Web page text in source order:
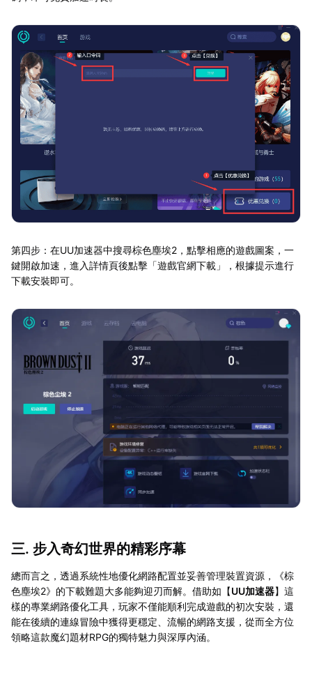
第四步：在UU加速器中搜尋棕色塵埃2，點擊相應的遊戲圖案，一
鍵開啟加速，進入詳情頁後點擊「遊戲官網下載」，根據提示進行
下載安裝即可。
三. 步入奇幻世界的精彩序幕
總而言之，透過系統性地優化網路配置並妥善管理裝置資源，《棕
色塵埃2》的下載難題大多能夠迎刃而解。借助如【UU加速器】這
樣的專業網路優化工具，玩家不僅能順利完成遊戲的初次安裝，還
能在後續的連線冒險中獲得更穩定、流暢的網路支援，從而全方位
領略這款魔幻題材RPG的獨特魅力與深厚內涵。